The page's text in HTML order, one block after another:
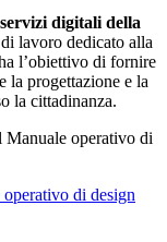
digitali della
lavoro dedicato alla
l’obiettivo di fornire
la progettazione e la
la cittadinanza.
Manuale operativo di
di design